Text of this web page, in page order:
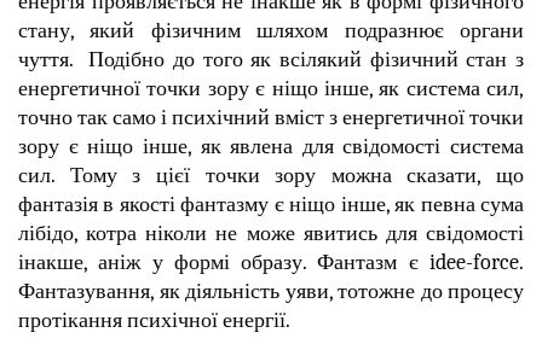
стану, який фізичним шляхом подразнює органи
чуття. Подібно до того як всілякий фізичний стан з
енергетичної точки зору є ніщо інше, як система сил,
точно так само і психічний вміст з енергетичної точки
зору є ніщо інше, як явлена для свідомості система
сил. Тому з цієї точки зору можна сказати, що
фантазія в якості фантазму є ніщо інше, як певна сума
лібідо, котра ніколи не може явитись для свідомості
інакше, аніж у формі образу. Фантазм є idee-force.
Фантазування, як діяльність уяви, тотожне до процесу
протікання психічної енергії.